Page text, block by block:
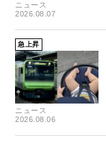
ニュース
2026.08.07
急上昇
ニュース
2026.08.06